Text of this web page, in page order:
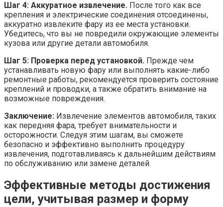
Шаг 4: Аккуратное извлечение. После того как все
крепления и электрические соединения отсоединены,
аккуратно извлеките фару из ее места установки.
Убедитесь, что вы не повредили окружающие элементы
кузова или другие детали автомобиля.
Шаг 5: Проверка перед установкой. Прежде чем
устанавливать новую фару или выполнять какие-либо
ремонтные работы, рекомендуется проверить состояние
креплений и проводки, а также обратить внимание на
возможные повреждения.
Заключение: Извлечение элементов автомобиля, таких
как передняя фара, требует внимательности и
осторожности. Следуя этим шагам, вы сможете
безопасно и эффективно выполнить процедуру
извлечения, подготавливаясь к дальнейшим действиям
по обслуживанию или замене деталей.
Эффективные методы достижения
цели, учитывая размер и форму